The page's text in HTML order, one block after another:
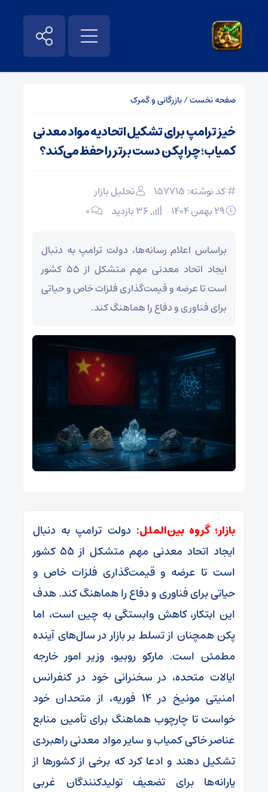
صفحه نخست/بازرگانی و گمرک
خیز ترامپ برای تشکیل اتحادیه مواد معدنی
کمیاب؛ چرا پکن دست برتر را حفظ می‌کند؟
کد نوشته: 157715
تحلیل بازار
۰
براساس اعلام رسانه‌ها، دولت ترامپ به دنبال
ایجاد اتحاد معدنی مهم متشکل از ۵۵ کشور
است تا عرضه و قیمت‌گذاری فلزات خاص و حیاتی
برای فناوری و دفاع را هماهنگ کند.
بازار؛ گروه بین‌الملل: دولت ترامپ به دنبال
ایجاد اتحاد معدنی مهم متشکل از ۵۵ کشور
است تا عرضه و قیمت‌گذاری فلزات خاص و
حیاتی برای فناوری و دفاع را هماهنگ کند. هدف
این ابتکار، کاهش وابستگی به چین است، اما
پکن همچنان از تسلط بر بازار در سال‌های آینده
مطمئن است. مارکو روبیو، وزیر امور خارجه
ایالات متحده، در سخنرانی خود در کنفرانس
امنیتی مونیخ در ۱۴ فوریه، از متحدان خود
خواست تا چارچوب هماهنگ برای تأمین منابع
عناصر خاکی کمیاب و سایر مواد معدنی راهبردی
تشکیل دهند و ادعا کرد که برخی از کشورها از
یارانه‌ها برای تضعیف تولیدکنندگان غربی